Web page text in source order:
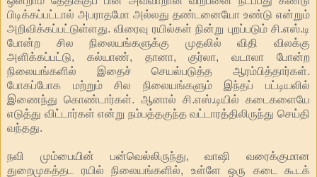
பிடிக்கப்பட்டால் அபராதமோ அல்லது தண்டனையோ உண்டு என்றும்
அறிவிக்கப்பட்டுள்ளது. விரைவு ரயில்கள் நின்று புறப்படும் சி.எஸ்.டி
போன்ற சில நிலையங்களுக்கு முதலில் விதி விலக்கு
அளிக்கப்பட்டு, கல்யாண், தானா, குர்லா, வடாலா போன்ற
நிலையங்களில் இதைச் செயல்படுத்த ஆரம்பித்தார்கள்.
போகப்போக மற்றும் சில நிலையங்களும் இந்தப் பட்டியலில்
இணைந்து கொண்டார்கள். ஆனால் சி.எஸ்.டியில் கடைகளையே
எடுத்து விட்டார்கள் என்று நம்பத்தகுந்த வட்டாரத்திலிருந்து செய்தி
வந்தது.
நவி மும்பையின் பன்வெல்லிருந்து, வாஷி வரைக்குமான
துறைமுகத்தட ரயில் நிலையங்களில், உள்ளே ஒரு கடை கூடக்